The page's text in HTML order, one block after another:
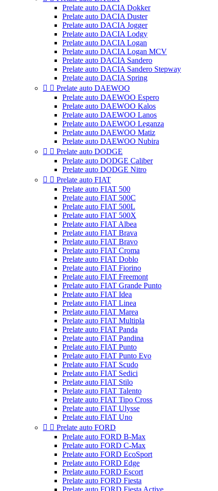
Prelate auto DACIA Dokker
Prelate auto DACIA Duster
Prelate auto DACIA Jogger
Prelate auto DACIA Lodgy
Prelate auto DACIA Logan
Prelate auto DACIA Logan MCV
Prelate auto DACIA Sandero
Prelate auto DACIA Sandero Stepway
Prelate auto DACIA Spring
  Prelate auto DAEWOO
Prelate auto DAEWOO Espero
Prelate auto DAEWOO Kalos
Prelate auto DAEWOO Lanos
Prelate auto DAEWOO Leganza
Prelate auto DAEWOO Matiz
Prelate auto DAEWOO Nubira
  Prelate auto DODGE
Prelate auto DODGE Caliber
Prelate auto DODGE Nitro
  Prelate auto FIAT
Prelate auto FIAT 500
Prelate auto FIAT 500C
Prelate auto FIAT 500L
Prelate auto FIAT 500X
Prelate auto FIAT Albea
Prelate auto FIAT Brava
Prelate auto FIAT Bravo
Prelate auto FIAT Croma
Prelate auto FIAT Doblo
Prelate auto FIAT Fiorino
Prelate auto FIAT Freemont
Prelate auto FIAT Grande Punto
Prelate auto FIAT Idea
Prelate auto FIAT Linea
Prelate auto FIAT Marea
Prelate auto FIAT Multipla
Prelate auto FIAT Panda
Prelate auto FIAT Pandina
Prelate auto FIAT Punto
Prelate auto FIAT Punto Evo
Prelate auto FIAT Scudo
Prelate auto FIAT Sedici
Prelate auto FIAT Stilo
Prelate auto FIAT Talento
Prelate auto FIAT Tipo Cross
Prelate auto FIAT Ulysse
Prelate auto FIAT Uno
  Prelate auto FORD
Prelate auto FORD B-Max
Prelate auto FORD C-Max
Prelate auto FORD EcoSport
Prelate auto FORD Edge
Prelate auto FORD Escort
Prelate auto FORD Fiesta
Prelate auto FORD Fiesta Active